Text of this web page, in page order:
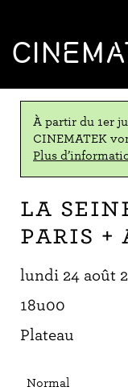
À partir du 1er
CINEMATEK
Plus
La
Paris +
lundi 24 août
18u00
Plateau
Normal